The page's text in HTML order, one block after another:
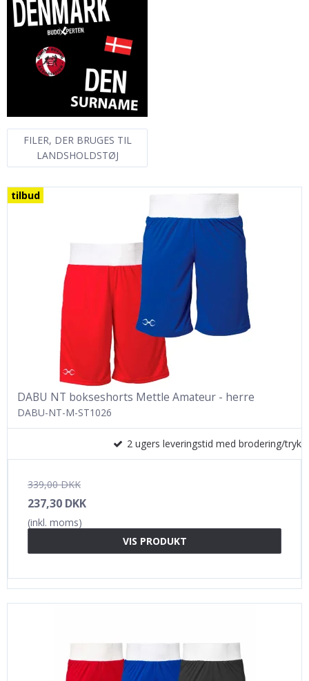
FILER, DER BRUGES TIL
LANDSHOLDSTØJ
tilbud
DABU NT bokseshorts Mettle Amateur - herre
DABU-NT-M-ST1026
2 ugers leveringstid med brodering/tryk
339,00 DKK
237,30 DKK
(inkl. moms)
VIS PRODUKT